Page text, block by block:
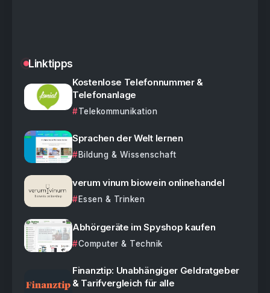
Linktipps
Kostenlose Telefonnummer &
Telefonanlage
Telekommunikation
Sprachen der Welt lernen
Bildung & Wissenschaft
verum vinum biowein onlinehandel
Essen & Trinken
Abhörgeräte im Spyshop kaufen
Computer & Technik
Finanztip: Unabhängiger Geldratgeber
& Tarifvergleich für alle